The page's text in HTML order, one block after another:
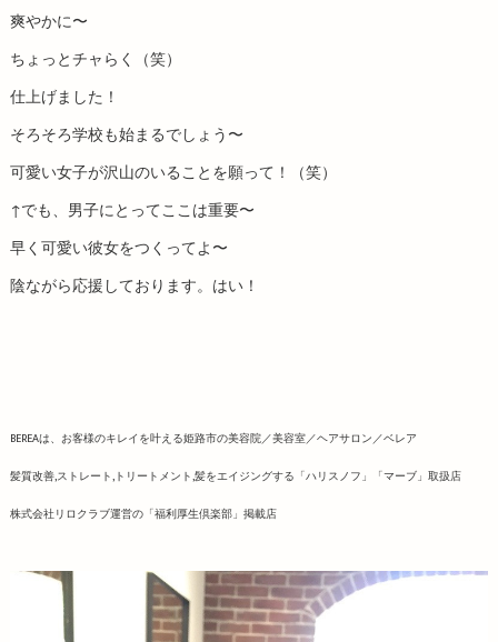
爽やかに〜
ちょっとチャらく（笑）
仕上げました！
そろそろ学校も始まるでしょう〜
可愛い女子が沢山のいることを願って！（笑）
↑でも、男子にとってここは重要〜
早く可愛い彼女をつくってよ〜
陰ながら応援しております。はい！
BEREAは、お客様のキレイを叶える姫路市の美容院／美容室／ヘアサロン／ベレア
髪質改善,ストレート,トリートメント,髪をエイジングする「ハリスノフ」「マーブ」取扱店
株式会社リロクラブ運営の「福利厚生倶楽部」掲載店